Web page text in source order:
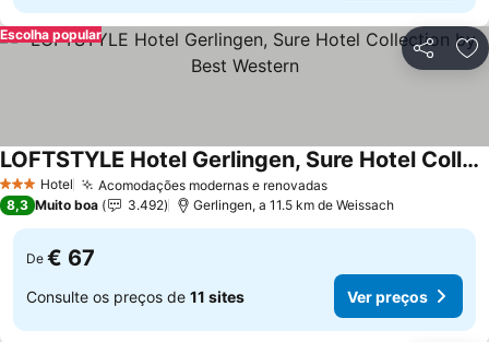
Partilhar
Escolha popular
3 EstrelasHotel Acomodações modernas e renovadas
LOFTSTYLE Hotel Gerlingen, Sure Hotel Collection by Best Western
8,3 Muito boa 3.492 Gerlingen, a 11.5 km de Weissach
De € 67
Consulte os preços de 11 sites Ver preços